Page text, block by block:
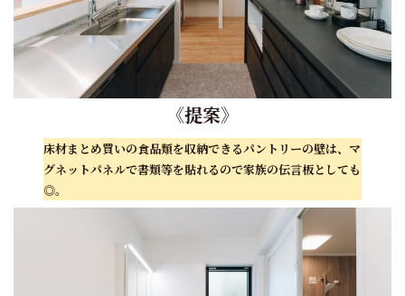
《提案》
床材まとめ買いの食品類を収納できるパントリーの壁は、マ
グネットパネルで書類等を貼れるので家族の伝言板としても
◎。